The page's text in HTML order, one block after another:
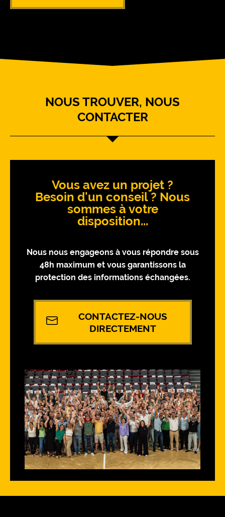
NOUS TROUVER, NOUS
CONTACTER
Vous avez un projet ?
Besoin d'un conseil ? Nous
sommes à votre
disposition...
Nous nous engageons à vous répondre sous
48h maximum et vous garantissons la
protection des informations échangées.
CONTACTEZ-NOUS
DIRECTEMENT